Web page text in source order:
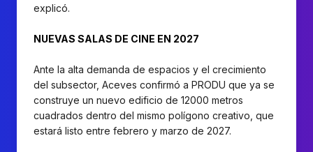
explicó.
NUEVAS SALAS DE CINE EN 2027
Ante la alta demanda de espacios y el crecimiento
del subsector, Aceves confirmó a PRODU que ya se
construye un nuevo edificio de 12000 metros
cuadrados dentro del mismo polígono creativo, que
estará listo entre febrero y marzo de 2027.